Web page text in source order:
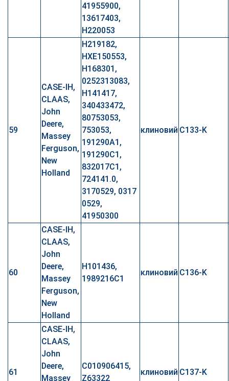
41955900,
13617403,
H220053
59
CASE-IH,
CLAAS,
John
Deere,
Massey
Ferguson,
New
Holland
H219182,
HXE150553,
H168301,
0252313083,
H141417,
340433472,
80753053,
753053,
191290A1,
191290C1,
832017C1,
724141.0,
3170529, 0317
0529,
41950300
клиновий C133-K
60
CASE-IH,
CLAAS,
John
Deere,
Massey
Ferguson,
New
Holland
H101436,
1989216C1
клиновий C136-K
61
CASE-IH,
CLAAS,
John
Deere,
Massey
C010906415,
Z63322
клиновий C137-K